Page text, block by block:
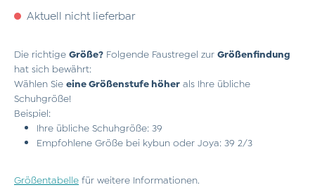
Aktuell nicht lieferbar
Die richtige Größe? Folgende Faustregel zur Größenfindung
hat sich bewährt:
Wählen Sie eine Größenstufe höher als Ihre übliche
Schuhgröße!
Beispiel:
Ihre übliche Schuhgröße: 39
Empfohlene Größe bei kybun oder Joya: 39 2/3
Größentabelle für weitere Informationen.